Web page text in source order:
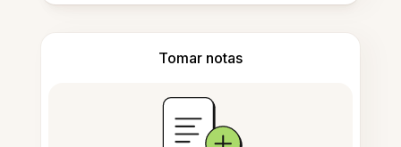
Tomar notas